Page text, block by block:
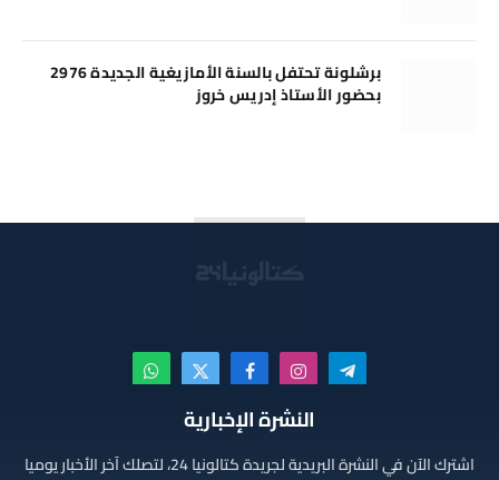
برشلونة تحتفل بالسنة الأمازيغية الجديدة 2976
بحضور الأستاذ إدريس خروز
تيلقرام الانستغرامفيسبوكX
(Twitter)
واتساب
النشرة الإخبارية
اشترك الآن في النشرة البريدية لجريدة كتالونيا 24، لتصلك آخر الأخبار يوميا